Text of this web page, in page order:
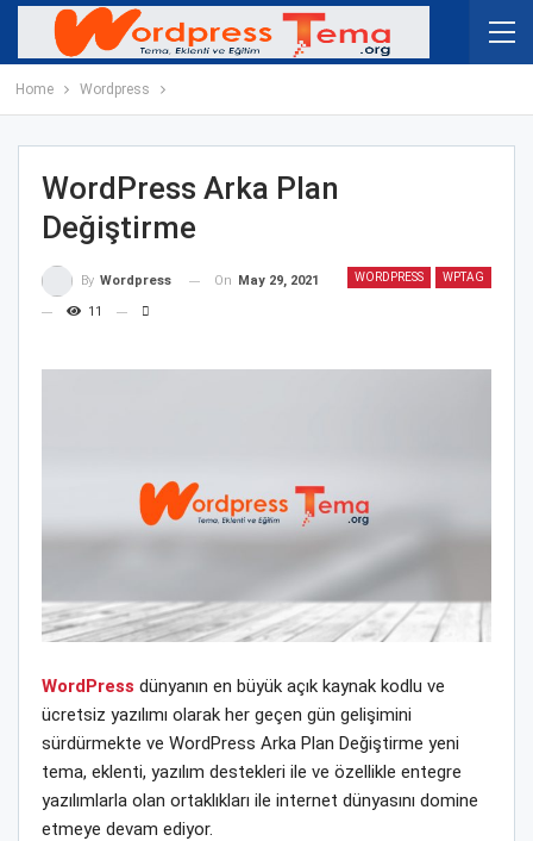
Home Wordpress
WordPress Arka Plan
Değiştirme
WORDPRESS WPTAG
By Wordpress On May 29, 2021
11
WordPress dünyanın en büyük açık kaynak kodlu ve
ücretsiz yazılımı olarak her geçen gün gelişimini
sürdürmekte ve WordPress Arka Plan Değiştirme yeni
tema, eklenti, yazılım destekleri ile ve özellikle entegre
yazılımlarla olan ortaklıkları ile internet dünyasını domine
etmeye devam ediyor.